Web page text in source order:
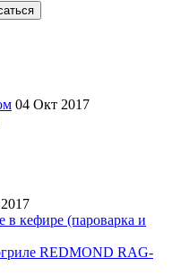
04 Окт 2017
кефире (пароварка и